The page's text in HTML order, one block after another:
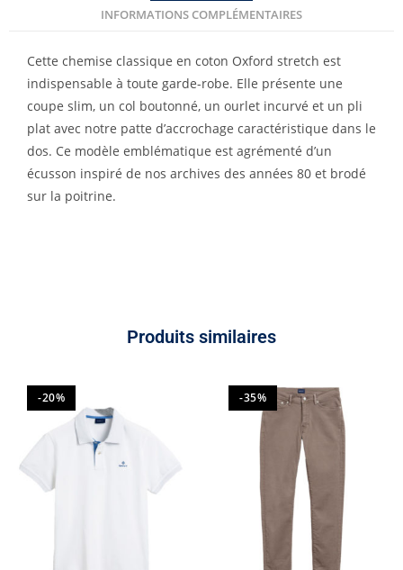
INFORMATIONS COMPLÉMENTAIRES
Cette chemise classique en coton Oxford stretch est
indispensable à toute garde-robe. Elle présente une
coupe slim, un col boutonné, un ourlet incurvé et un pli
plat avec notre patte d’accrochage caractéristique dans le
dos. Ce modèle emblématique est agrémenté d’un
écusson inspiré de nos archives des années 80 et brodé
sur la poitrine.
Produits similaires
-20% -35%